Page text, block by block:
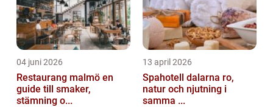
04 juni 2026
Restaurang malmö en
guide till smaker,
stämning o...
13 april 2026
Spahotell dalarna ro,
natur och njutning i
samma ...